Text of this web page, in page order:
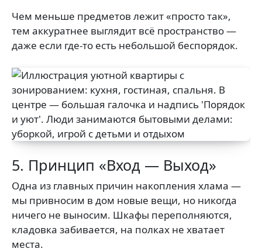
Чем меньше предметов лежит «просто так»,
тем аккуратнее выглядит всё пространство —
даже если где-то есть небольшой беспорядок.
5. Принцип «Вход — Выход»
Одна из главных причин накопления хлама —
мы привносим в дом новые вещи, но никогда
ничего не выносим. Шкафы переполняются,
кладовка забивается, на полках не хватает
места.